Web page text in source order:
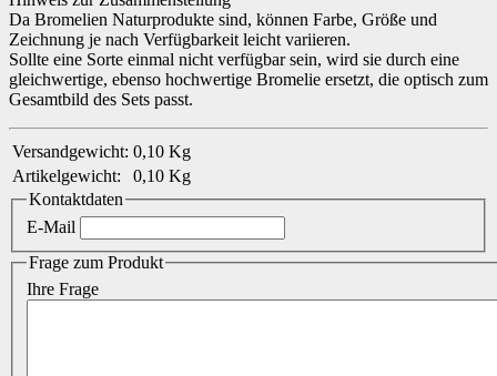
Da Bromelien Naturprodukte sind, können Farbe, Größe und
Zeichnung je nach Verfügbarkeit leicht variieren.
Sollte eine Sorte einmal nicht verfügbar sein, wird sie durch eine
gleichwertige, ebenso hochwertige Bromelie ersetzt, die optisch zum
Gesamtbild des Sets passt.
Versandgewicht: 0,10 Kg
Artikelgewicht:
0,10 Kg
Kontaktdaten
E-Mail
Frage zum Produkt
Ihre Frage